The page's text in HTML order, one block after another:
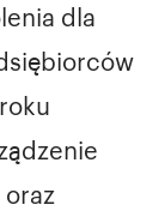
dla
oraz